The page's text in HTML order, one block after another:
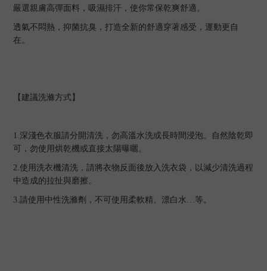
嚴選親膚高彈面料，吸濕排汗，使你常保乾爽舒適。
透氣不悶熱，抑菌抗臭，打造全新的舒適穿著感受，運動更自
在。
【建議洗滌方式】
1.深淺色衣服請分開清洗，勿高溫水洗或長時間浸泡。自然陰乾即
可，勿使用烘乾機或直接太陽曝曬。
2.使用洗衣機清洗，請將衣物反面後放入洗衣袋，以減少清洗過程
中造成的拉扯與磨擦。
3.請使用中性洗滌劑，不可使用柔軟精、漂白水…等。